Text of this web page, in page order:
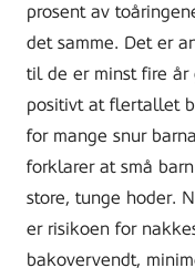
prosent av
det samme. Det er
til de er minst fire
positivt at flertallet
for mange snur
forklarer at små
store, tunge hoder.
er risikoen for
bakovervendt,